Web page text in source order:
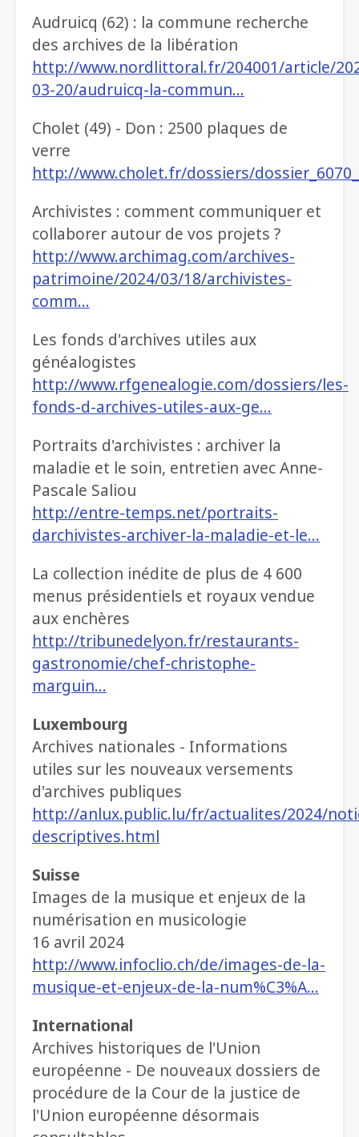
Audruicq (62) : la commune recherche
des archives de la libération
http://www.nordlittoral.fr/204001/article/
03-20/audruicq-la-commun…
Cholet (49) - Don : 2500 plaques de
verre
http://www.cholet.fr/dossiers/
Archivistes : comment communiquer et
collaborer autour de vos projets ?
http://www.archimag.com/archives-
patrimoine/2024/03/18/archivistes-
comm…
Les fonds d'archives utiles aux
généalogistes
http://www.rfgenealogie.com/dossiers/les-
fonds-d-archives-utiles-aux-ge…
Portraits d'archivistes : archiver la
maladie et le soin, entretien avec Anne-
Pascale Saliou
http://entre-temps.net/portraits-
darchivistes-archiver-la-maladie-et-le…
La collection inédite de plus de 4 600
menus présidentiels et royaux vendue
aux enchères
http://tribunedelyon.fr/restaurants-
gastronomie/chef-christophe-
marguin…
Luxembourg
Archives nationales - Informations
utiles sur les nouveaux versements
d'archives publiques
http://anlux.public.lu/fr/actualites/2024/
descriptives.html
Suisse
Images de la musique et enjeux de la
numérisation en musicologie
16 avril 2024
http://www.infoclio.ch/de/images-de-la-
musique-et-enjeux-de-la-num%C3%A…
International
Archives historiques de l'Union
européenne - De nouveaux dossiers de
procédure de la Cour de la justice de
l'Union européenne désormais